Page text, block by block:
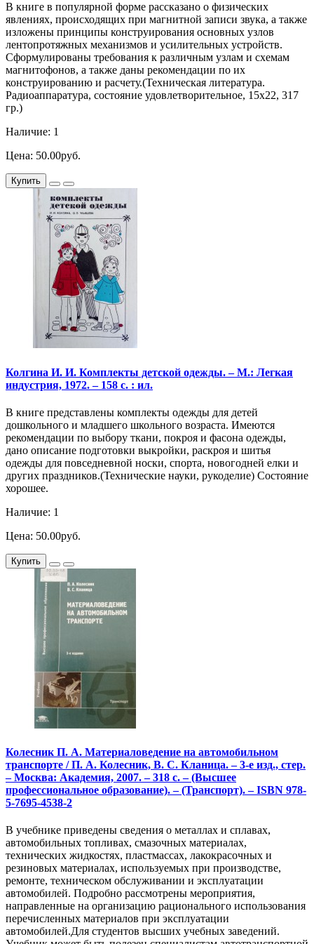
В книге в популярной форме рассказано о физических
явлениях, происходящих при магнитной записи звука, а также
изложены принципы конструирования основных узлов
лентопротяжных механизмов и усилительных устройств.
Сформулированы требования к различным узлам и схемам
магнитофонов, а также даны рекомендации по их
конструированию и расчету.(Техническая литература.
Радиоаппаратура, состояние удовлетворительное, 15х22, 317
гр.)
Наличие: 1
Цена: 50.00руб.
Купить
Колгина И. И. Комплекты детской одежды. – М.: Легкая
индустрия, 1972. – 158 с. : ил.
В книге представлены комплекты одежды для детей
дошкольного и младшего школьного возраста. Имеются
рекомендации по выбору ткани, покроя и фасона одежды,
дано описание подготовки выкройки, раскроя и шитья
одежды для повседневной носки, спорта, новогодней елки и
других праздников.(Технические науки, рукоделие) Состояние
хорошее.
Наличие: 1
Цена: 50.00руб.
Купить
Колесник П. А. Материаловедение на автомобильном
транспорте / П. А. Колесник, В. С. Кланица. – 3-е изд., стер.
– Москва: Академия, 2007. – 318 с. – (Высшее
профессиональное образование). – (Транспорт). – ISBN 978-
5-7695-4538-2
В учебнике приведены сведения о металлах и сплавах,
автомобильных топливах, смазочных материалах,
технических жидкостях, пластмассах, лакокрасочных и
резиновых материалах, используемых при производстве,
ремонте, техническом обслуживании и эксплуатации
автомобилей. Подробно рассмотрены мероприятия,
направленные на организацию рационального использования
перечисленных материалов при эксплуатации
автомобилей.Для студентов высших учебных заведений.